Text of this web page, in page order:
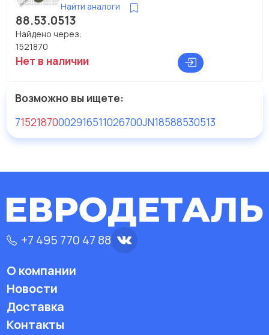
Найти аналоги
88.53.0513
Найдено через:
1521870
Нет в наличии
Возможно вы ищете:
71521870002916511026700JN18588530513
+7 495 770 47 88
О компании
Новости
Доставка
Контакты